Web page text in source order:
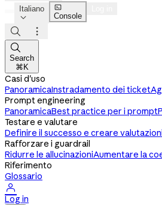
Italiano


Console



Search
⌘K
Casi d'uso
PanoramicaInstradamento dei ticket
Prompt engineering
PanoramicaBest practice per i prompt
Testare e valutare
Definire il successo e creare valutazioni
Rafforzare i guardrail
Ridurre le allucinazioniAumentare la
Riferimento
Glossario

Log in